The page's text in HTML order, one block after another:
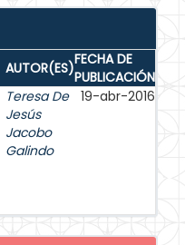
AUTOR(ES)FECHA DE
PUBLICACIÓN
Teresa De
Jesús
Jacobo
Galindo
19-abr-2016